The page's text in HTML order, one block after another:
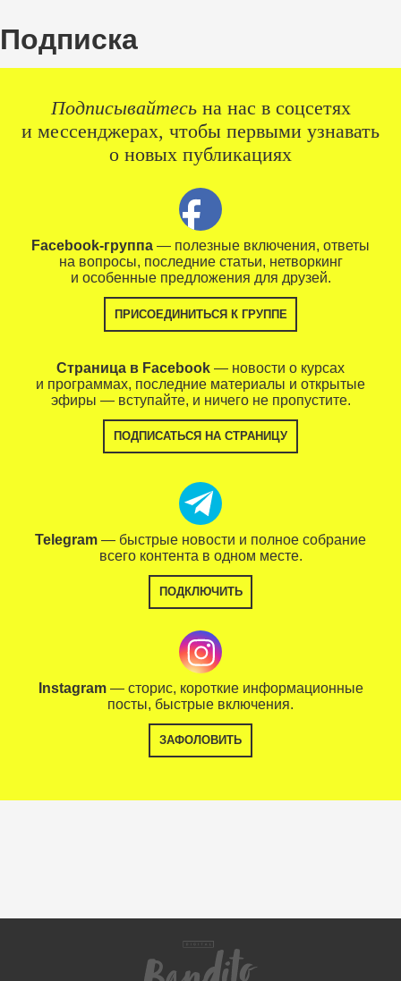
Подписка
Подписывайтесьна нас в соцсетях
и мессенджерах, чтобы первыми узнавать
о новых публикациях
Facebook-группа — полезные включения, ответы
на вопросы, последние статьи, нетворкинг
и особенные предложения для друзей.
ПРИСОЕДИНИТЬСЯ К ГРУППЕ
Страница в Facebook — новости о курсах
и программах, последние материалы и открытые
эфиры — вступайте, и ничего не пропустите.
ПОДПИСАТЬСЯ НА СТРАНИЦУ
Telegram — быстрые новости и полное собрание
всего контента в одном месте.
ПОДКЛЮЧИТЬ
Instagram— сторис, короткие информационные
посты, быстрые включения.
ЗАФОЛОВИТЬ